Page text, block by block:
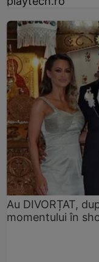
Au DIVORȚAT,
momentului în